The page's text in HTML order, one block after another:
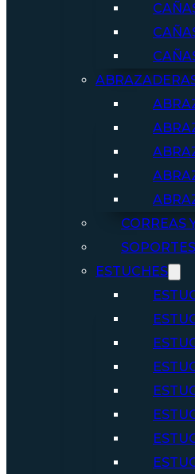
CORREAS
SOPORTES
ESTUCHES